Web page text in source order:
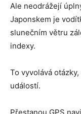
Ale neodrážejí
Japonskem je
slunečním větru
indexy.
To vyvolává
událostí.